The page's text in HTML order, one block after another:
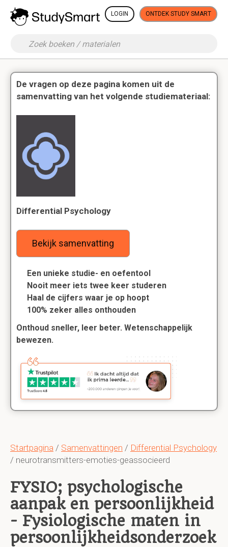
LOGIN ONTDEK STUDY SMART
Startpagina / Samenvattingen / Differential Psychology
/ neurotransmitters-emoties-geassocieerd
FYSIO; psychologische
aanpak en persoonlijkheid
- Fysiologische maten in
persoonlijkheidsonderzoek
De vragen op deze pagina komen uit de
samenvatting van het volgende studiemateriaal:
Differential Psychology
Bekijk samenvatting
Een unieke studie- en oefentool
Nooit meer iets twee keer studeren
Haal de cijfers waar je op hoopt
100% zeker alles onthouden
Onthoud sneller, leer beter. Wetenschappelijk
bewezen.